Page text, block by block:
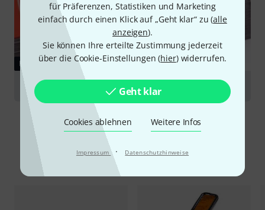
für Präferenzen, Statistiken und Marketing
einfach durch einen Klick auf „Geht klar“ zu (alle
anzeigen).
Sie können Ihre erteilte Zustimmung jederzeit
über die Cookie-Einstellungen (hier) widerrufen.
Geht klar
Cookies ablehnen Weitere Infos
Impressum · Datenschutzhinweise
RATGEBER
Kapodaster
Alternativen vergleichen